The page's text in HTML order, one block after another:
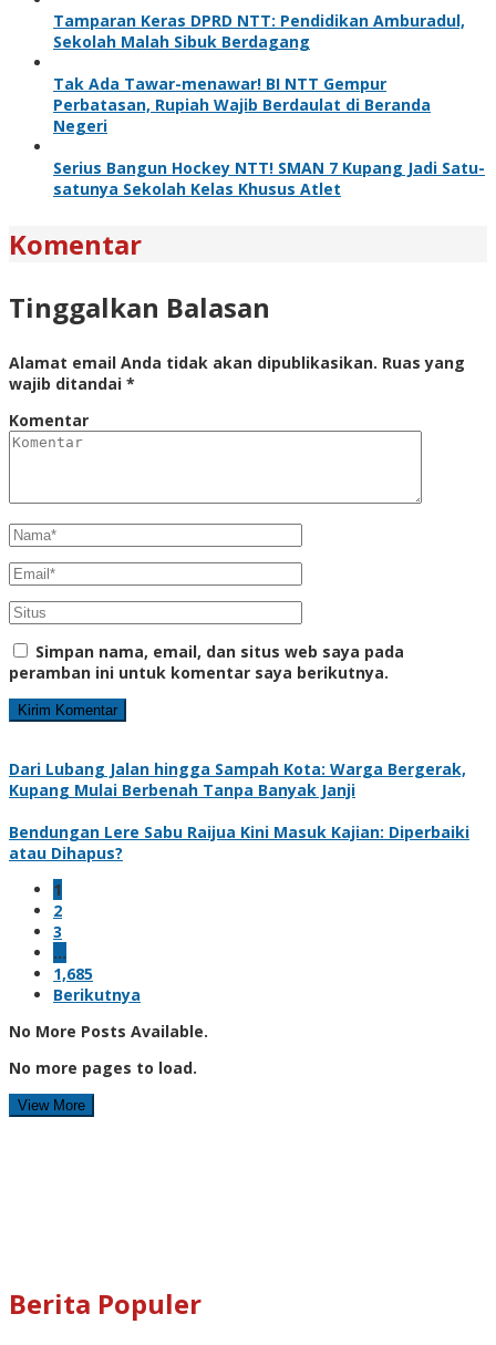
Tamparan Keras DPRD NTT: Pendidikan Amburadul,
Sekolah Malah Sibuk Berdagang
Tak Ada Tawar-menawar! BI NTT Gempur
Perbatasan, Rupiah Wajib Berdaulat di Beranda
Negeri
Serius Bangun Hockey NTT! SMAN 7 Kupang Jadi Satu-
satunya Sekolah Kelas Khusus Atlet
Komentar
Tinggalkan Balasan
Alamat email Anda tidak akan dipublikasikan. Ruas yang
wajib ditandai *
Komentar
Simpan nama, email, dan situs web saya pada
peramban ini untuk komentar saya berikutnya.
Dari Lubang Jalan hingga Sampah Kota: Warga Bergerak,
Kupang Mulai Berbenah Tanpa Banyak Janji
Bendungan Lere Sabu Raijua Kini Masuk Kajian: Diperbaiki
atau Dihapus?
1
2
3
…
1,685
Berikutnya
No More Posts Available.
No more pages to load.
View More
Berita Populer